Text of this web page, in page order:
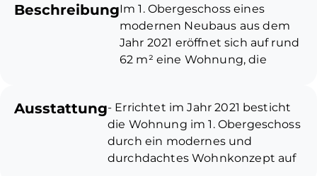
BeschreibungIm 1. Obergeschoss eines
modernen Neubaus aus dem
Jahr 2021 eröffnet sich auf rund
62 m² eine Wohnung, die
perfekter Harmonie vereint.
Beim Betreten empfängt Sie
ein heller, freundlicher Flur, der
den Ton für das gesamte
Ausstattung- Errichtet im Jahr 2021 besticht
die Wohnung im 1. Obergeschoss
durch ein modernes und
durchdachtes Wohnkonzept auf